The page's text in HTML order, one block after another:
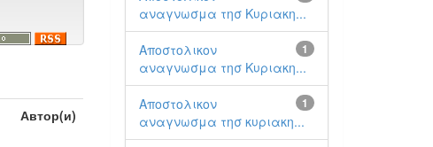
Автор(и)
αναγνωσμα τησ Κυριακη...
1
Αποστολικον
αναγνωσμα τησ Κυριακη...
1
Αποστολικον
αναγνωσμα τησ κυριακη...